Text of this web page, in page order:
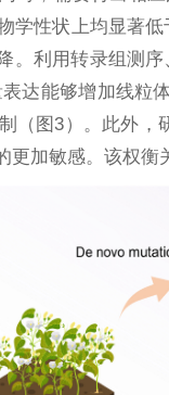
学性状上均显著
。利用转录组测
达能够增加线粒
（图3）。此外
更加敏感。该权衡